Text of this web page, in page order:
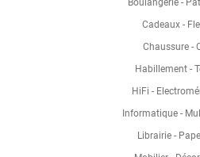
Boulangerie -
Cadeaux -
Chaussure -
Habillement -
HiFi -
Informatique -
Librairie -